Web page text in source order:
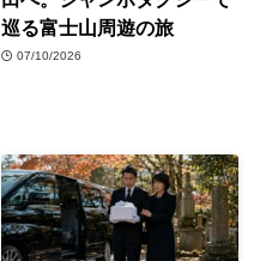
巡る富士山周遊の旅
07/10/2026